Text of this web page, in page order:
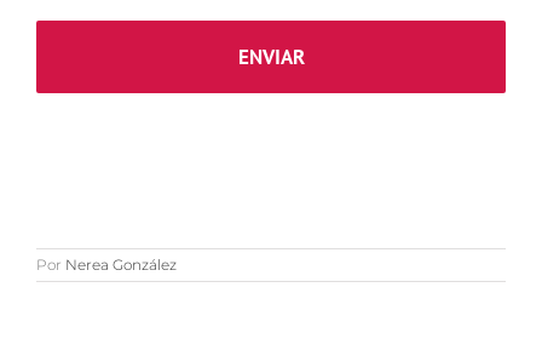
Por Nerea González